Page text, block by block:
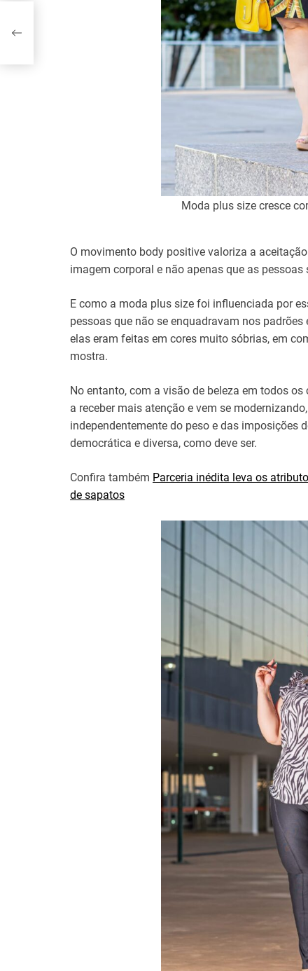
Moda plus size cresce
O movimento body positive valoriza a
imagem corporal e não apenas que as
E como a moda plus size foi influenciada por
pessoas que não se enquadravam nos
elas eram feitas em cores muito sóbrias, em
mostra.
No entanto, com a visão de beleza em todos
a receber mais atenção e vem se
independentemente do peso e das imposições
democrática e diversa, como deve ser.
Confira também Parceria inédita leva os
de sapatos